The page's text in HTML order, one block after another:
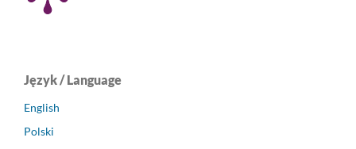
Język / Language
English
Polski